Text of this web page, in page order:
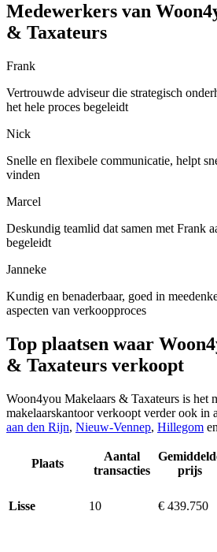
Medewerkers van
& Taxateurs
Frank
Vertrouwde adviseur die strategisch
het hele proces begeleidt
Nick
Snelle en flexibele communicatie, helpt
vinden
Marcel
Deskundig teamlid dat samen met Frank
begeleidt
Janneke
Kundig en benaderbaar, goed in
aspecten van verkoopproces
Top plaatsen waar
& Taxateurs verkoopt
Woon4you Makelaars & Taxateurs is het
makelaarskantoor verkoopt verder ook in
aan den Rijn, Nieuw-Vennep, Hillegom en
Plaats
Aantal
transacties
prijs
Lisse 10 € 439.750